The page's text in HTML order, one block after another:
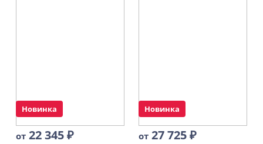
Новинка
от 22 345₽
Новинка
от 27 725₽